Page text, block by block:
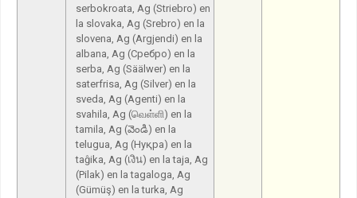
serbokroata, Ag (Striebro) en
la slovaka, Ag (Srebro) en la
slovena, Ag (Argjendi) en la
albana, Ag (Сребро) en la
serba, Ag (Säälwer) en la
saterfrisa, Ag (Silver) en la
sveda, Ag (Agenti) en la
svahila, Ag (வெள்ளி) en la
tamila, Ag (వెండి) en la
telugua, Ag (Нуқра) en la
taĝika, Ag (เงิน) en la taja, Ag
(Pilak) en la tagaloga, Ag
(Gümüş) en la turka, Ag